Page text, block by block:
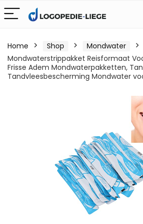
Home Shop Mondwater
Mondwaterstrippakket Reisformaat
Frisse Adem Mondwaterpakketten,
Tandvleesbescherming Mondwater